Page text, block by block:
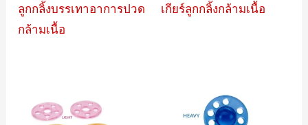
ลูกกลิ้งบรรเทาอาการปวด
กล้ามเนื้อ
เกียร์ลูกกลิ้งกล้ามเนื้อ